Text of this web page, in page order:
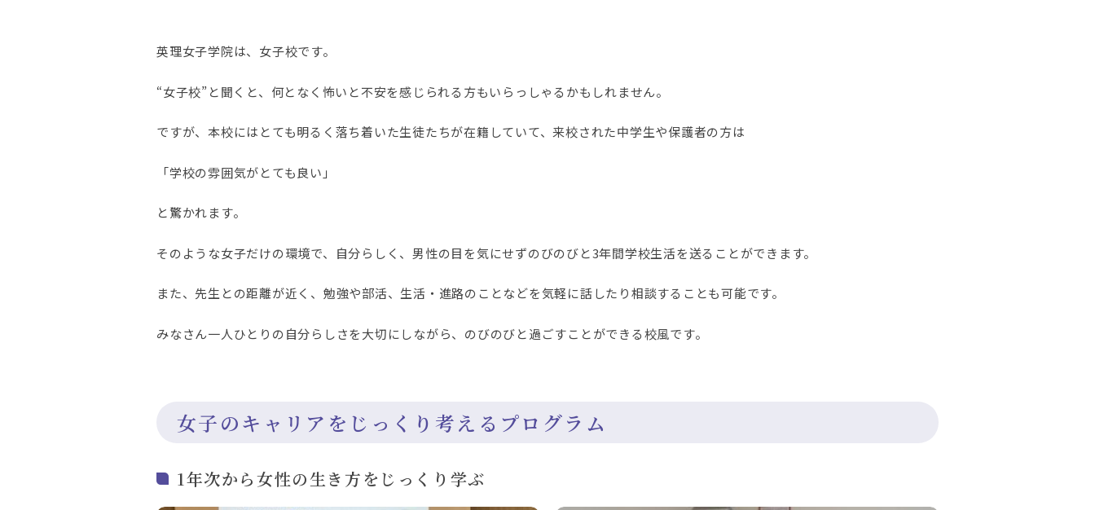
英理女子学院は、女子校です。
“女子校”と聞くと、何となく怖いと不安を感じられる方もいらっしゃるかもしれません。
ですが、本校にはとても明るく落ち着いた生徒たちが在籍していて、来校された中学生や保護者の方は
「学校の雰囲気がとても良い」
と驚かれます。
そのような女子だけの環境で、自分らしく、男性の目を気にせずのびのびと3年間学校生活を送ることができます。
また、先生との距離が近く、勉強や部活、生活・進路のことなどを気軽に話したり相談することも可能です。
みなさん一人ひとりの自分らしさを大切にしながら、のびのびと過ごすことができる校風です。
女子のキャリアをじっくり考えるプログラム
1年次から女性の生き方をじっくり学ぶ